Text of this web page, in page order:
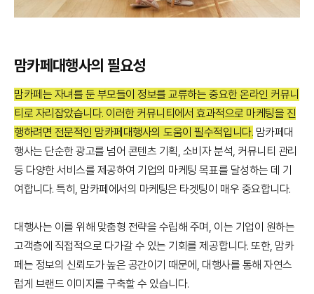
맘카페대행사의 필요성
맘카페는 자녀를 둔 부모들이 정보를 교류하는 중요한 온라인 커뮤니
티로 자리잡았습니다. 이러한 커뮤니티에서 효과적으로 마케팅을 진
행하려면 전문적인 맘카페대행사의 도움이 필수적입니다. 맘카페대
행사는 단순한 광고를 넘어 콘텐츠 기획, 소비자 분석, 커뮤니티 관리
등 다양한 서비스를 제공하여 기업의 마케팅 목표를 달성하는 데 기
여합니다. 특히, 맘카페에서의 마케팅은 타겟팅이 매우 중요합니다.
대행사는 이를 위해 맞춤형 전략을 수립해 주며, 이는 기업이 원하는
고객층에 직접적으로 다가갈 수 있는 기회를 제공합니다. 또한, 맘카
페는 정보의 신뢰도가 높은 공간이기 때문에, 대행사를 통해 자연스
럽게 브랜드 이미지를 구축할 수 있습니다.